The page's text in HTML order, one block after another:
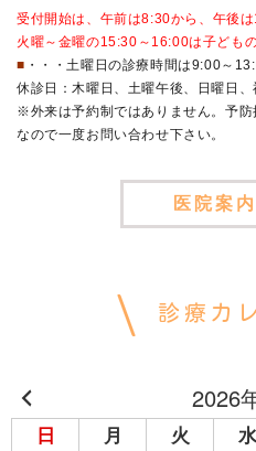
受付開始は、午前は8:30から、午後は
火曜～金曜の15:30～16:00は子ども
■ ・・・土曜日の診療時間は9:00～
休診日：木曜日、土曜午後、日曜日、
※外来は予約制ではありません。予
なので一度お問い合わせ下さい。
医院案
診療カ
2026
日 月 火 水